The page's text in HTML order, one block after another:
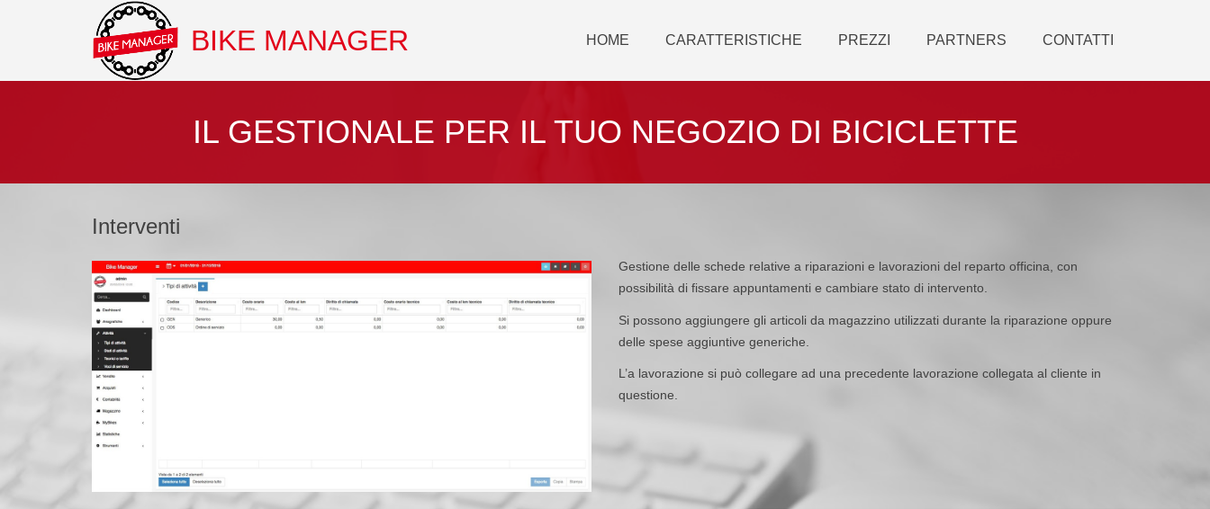
BIKE MANAGER HOME CARATTERISTICHE PREZZI PARTNERS CONTATTI
IL GESTIONALE PER IL TUO NEGOZIO DI BICICLETTE
Interventi
Gestione delle schede relative a riparazioni e lavorazioni del reparto officina, con
possibilità di fissare appuntamenti e cambiare stato di intervento.
Si possono aggiungere gli articoli da magazzino utilizzati durante la riparazione oppure
delle spese aggiuntive generiche.
L’a lavorazione si può collegare ad una precedente lavorazione collegata al cliente in
questione.